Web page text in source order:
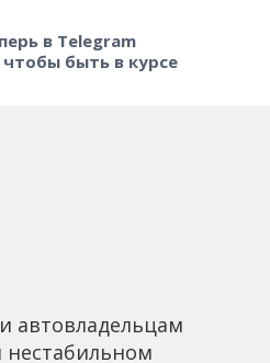
в Telegram
чтобы быть в курсе
автовладельцам